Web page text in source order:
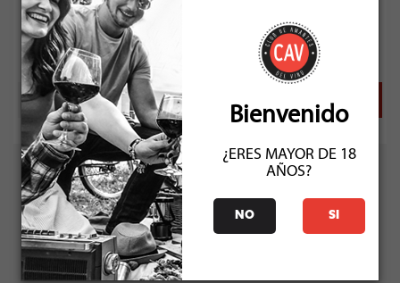
Bienvenido
¿ERES MAYOR DE 18
AÑOS?
NO SI